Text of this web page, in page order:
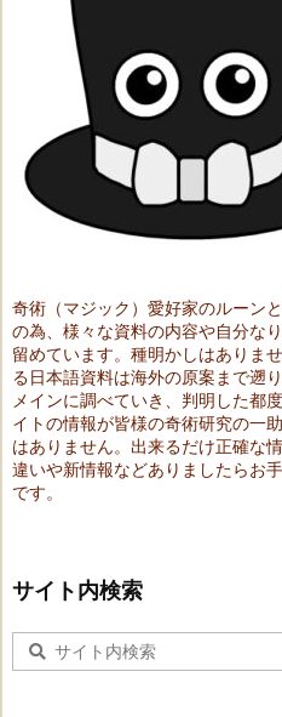
奇術（マジック）愛好家のルーン
の為、様々な資料の内容や自分な
留めています。種明かしはありま
る日本語資料は海外の原案まで遡
メインに調べていき、判明した都
イトの情報が皆様の奇術研究の一
はありません。出来るだけ正確な
違いや新情報などありましたらお
です。
サイト内検索